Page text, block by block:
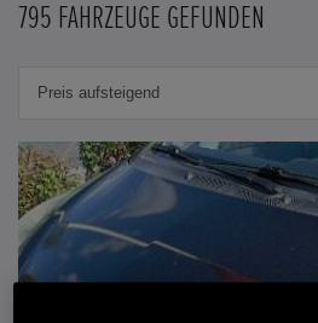
795 FAHRZEUGE GEFUNDEN